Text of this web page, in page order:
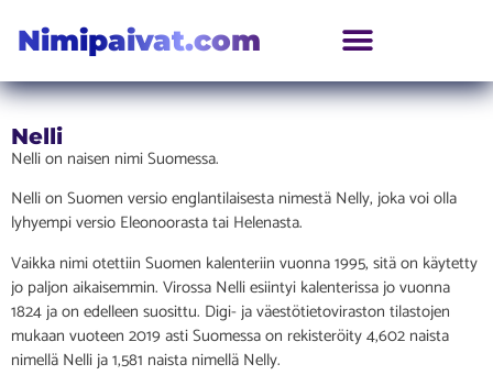
Nimipaivat.com
Nelli
Nelli on naisen nimi Suomessa.
Nelli on Suomen versio englantilaisesta nimestä Nelly, joka voi olla
lyhyempi versio Eleonoorasta tai Helenasta.
Vaikka nimi otettiin Suomen kalenteriin vuonna 1995, sitä on käytetty
jo paljon aikaisemmin. Virossa Nelli esiintyi kalenterissa jo vuonna
1824 ja on edelleen suosittu. Digi- ja väestötietoviraston tilastojen
mukaan vuoteen 2019 asti Suomessa on rekisteröity 4,602 naista
nimellä Nelli ja 1,581 naista nimellä Nelly.